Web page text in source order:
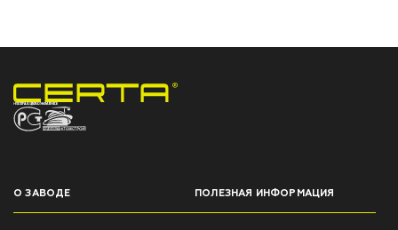
НПП «СПЕКТР» ЗАВОД ЛАКОКРАСОЧНЫХ МАТЕРИАЛОВ
О ЗАВОДЕ ПОЛЕЗНАЯ ИНФОРМАЦИЯ